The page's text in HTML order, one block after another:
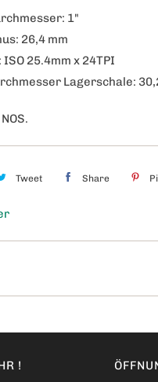
1"
26,4 mm
ISO 25.4mm x 24TPI
Lagerschale:
Tweet Share
!